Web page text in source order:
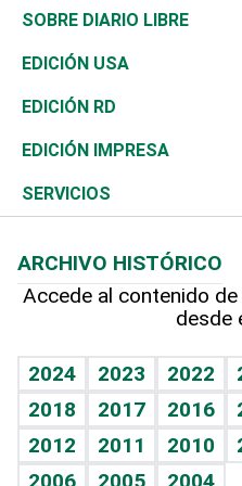
José Boquete
Reportajes
Asia
África
Ocenanía
Caribe
Resto del mundo
Consumo
Vivienda
Telecom.
Global y variable
Economía personal
Belleza
Buena Vida
Sociales
Novedades
Podcast Arte Libre
Hablando con el pediatra
Vida y familia
Eñe
Celebrando la vida
Golf
Ciclismo
Tenis
Olimpismo
Más deportes
TBT Deportivo
De buena tinta
En Directo
El Espía
Noticiero Poteleche
Columnistas
Más firmas
Clima
Tecnología
Historia
Martes de tecnología
Cambio climático
Mundo
Economía
Revista
Deportes
Opinión
Hecho en casa
Guía del dinero
SOBRE DIARIO LIBRE
EDICIÓN USA
EDICIÓN RD
EDICIÓN IMPRESA
SERVICIOS
Cumpleaños
Horóscopos
Crucigramas
ARCHIVO HISTÓRICO
Accede al contenido
desde
2024 2023 2022
2018
2017 2016
2012
2011 2010